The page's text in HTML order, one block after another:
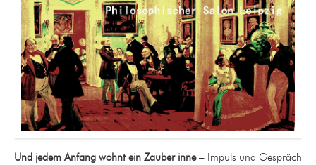
Und jedem Anfang wohnt ein Zauber inne– Impuls und Gespräch